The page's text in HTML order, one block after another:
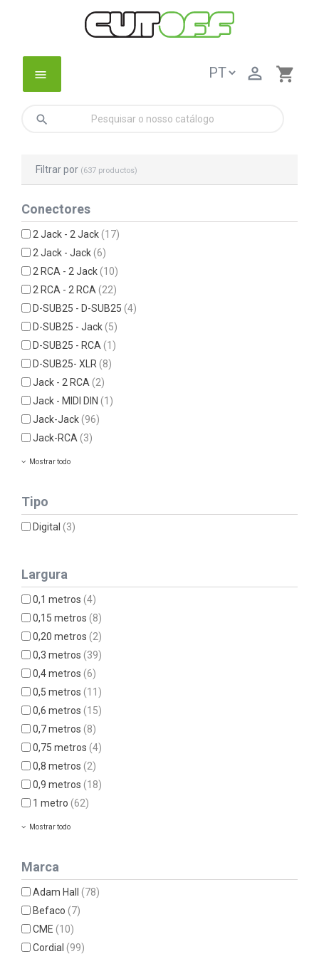
menu shopping_cart

search
Filtrar por (637 productos)
Conectores
2 Jack - 2 Jack(17)
2 Jack - Jack(6)
2 RCA - 2 Jack(10)
2 RCA - 2 RCA(22)
D-SUB25 - D-SUB25(4)
D-SUB25 - Jack(5)
D-SUB25 - RCA(1)
D-SUB25- XLR(8)
Jack - 2 RCA(2)
Jack - MIDI DIN(1)
Jack-Jack(96)
Jack-RCA(3)
Mostrar todo
Tipo
Digital(3)
Largura
0,1 metros(4)
0,15 metros(8)
0,20 metros(2)
0,3 metros(39)
0,4 metros(6)
0,5 metros(11)
0,6 metros(15)
0,7 metros(8)
0,75 metros(4)
0,8 metros(2)
0,9 metros(18)
1 metro(62)
Mostrar todo
Marca
Adam Hall(78)
Befaco(7)
CME(10)
Cordial(99)